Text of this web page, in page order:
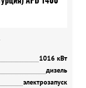
1016 кВт
дизель
электрозапуск